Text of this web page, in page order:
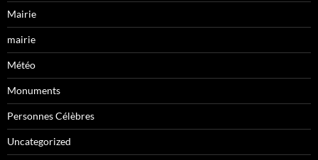
Mairie
mairie
Météo
Monuments
Personnes Célèbres
Uncategorized